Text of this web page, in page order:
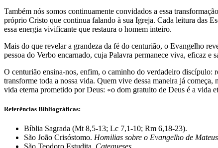
Também nós somos continuamente convidados a essa
próprio Cristo que continua falando à sua Igreja. Cada leitura das
essa energia vivificante que restaura o homem inteiro.
Mais do que revelar a grandeza da fé do centurião, o Evangelho
pessoa do Verbo encarnado, cuja Palavra permanece viva, eficaz e
O centurião ensina-nos, enfim, o caminho do verdadeiro discípulo:
transforme toda a nossa vida. Quem vive dessa maneira já
vida eterna prometido por Deus: «o dom gratuito de Deus é a vida
Referências Bibliográficas:
Bíblia Sagrada (Mt 8,5-13; Lc 7,1-10; Rm 6,18-23).
São João Crisóstomo. Homilias sobre o Evangelho de Mateus
São Teodoro Estudita. Catequeses